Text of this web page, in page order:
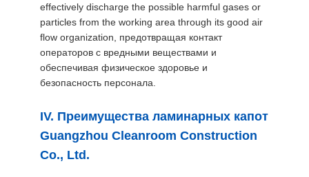
effectively discharge the possible harmful gases or
particles from the working area through its good air
flow organization, предотвращая контакт
операторов с вредными веществами и
обеспечивая физическое здоровье и
безопасность персонала.
IV. Преимущества ламинарных капот
Guangzhou Cleanroom Construction
Co., Ltd.